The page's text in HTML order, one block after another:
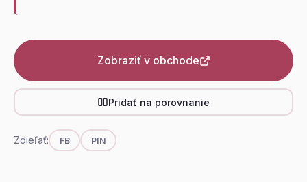
Zobraziť v obchode
Pridať na porovnanie
Zdieľať: FB PIN